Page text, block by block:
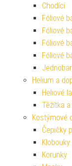
Chodící
Fóliové
Fóliové
Fóliové
Fóliové
Helium a
Heliové
Těžítka
Kostýmové
Čepičky
Korunky